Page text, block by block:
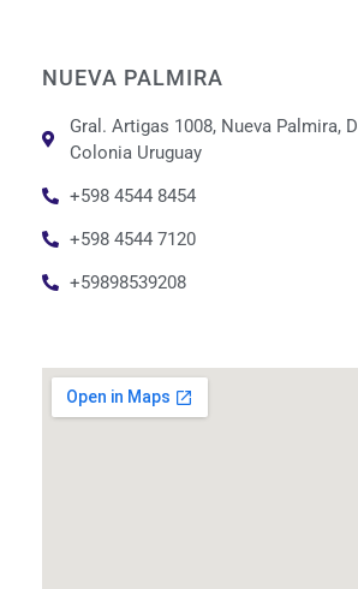
NUEVA PALMIRA
Gral. Artigas 1008, Nueva Palmira,
Colonia Uruguay
+598 4544 8454
+598 4544 7120
+59898539208